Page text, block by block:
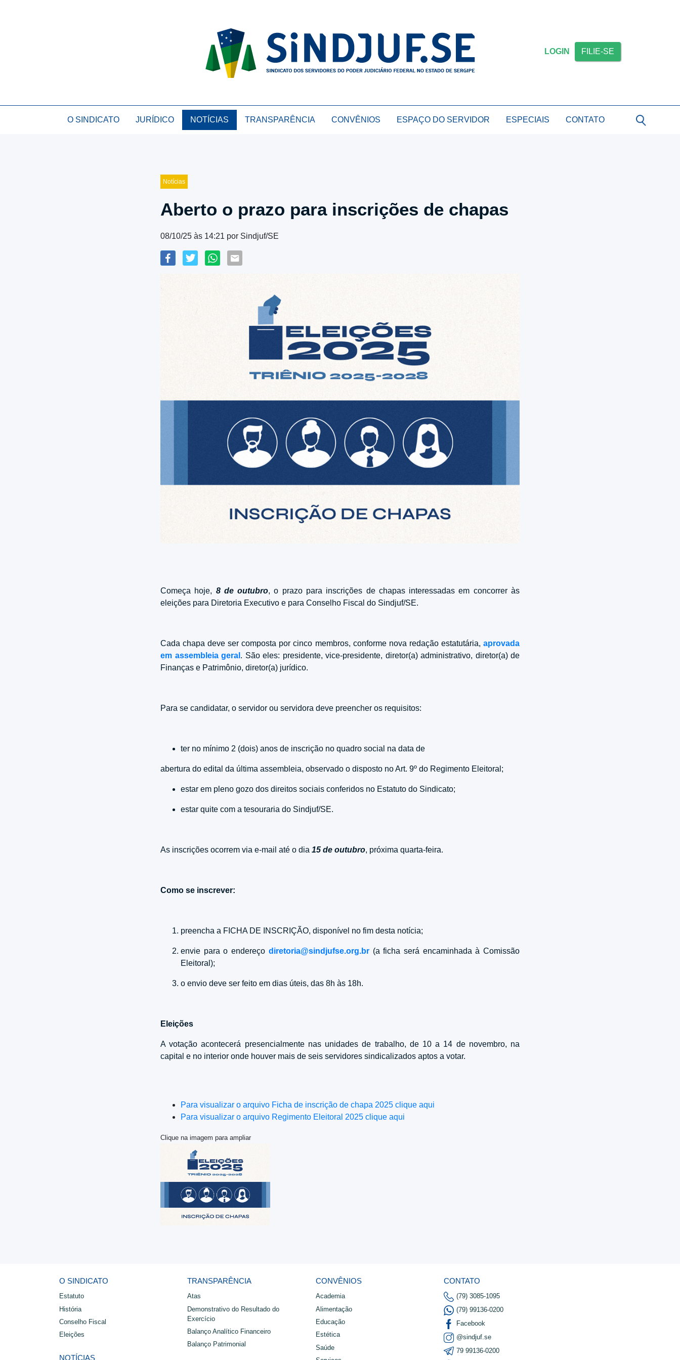
LOGIN FILIE-SE
O SINDICATO JURÍDICO NOTÍCIAS TRANSPARÊNCIA CONVÊNIOS ESPAÇO DO SERVIDOR ESPECIAIS CONTATO
Notí­cias
Aberto o prazo para inscrições de chapas
08/10/25 às 14:21 por Sindjuf/SE
Começa hoje, 8 de outubro, o prazo para inscrições de chapas interessadas em concorrer às
eleições para Diretoria Executivo e para Conselho Fiscal do Sindjuf/SE.
Cada chapa deve ser composta por cinco membros, conforme nova redação estatutária, aprovada
em assembleia geral . São eles: presidente, vice-presidente, diretor(a) administrativo, diretor(a) de
Finanças e Patrimônio, diretor(a) jurídico.
Para se candidatar, o servidor ou servidora deve preencher os requisitos:
ter no mínimo 2 (dois) anos de inscrição no quadro social na data de
abertura do edital da última assembleia, observado o disposto no Art. 9º do Regimento Eleitoral;
estar em pleno gozo dos direitos sociais conferidos no Estatuto do Sindicato;
estar quite com a tesouraria do Sindjuf/SE.
As inscrições ocorrem via e-mail até o dia 15 de outubro, próxima quarta-feira.
Como se inscrever:
preencha a FICHA DE INSCRIÇÃO, disponível no fim desta notícia;
envie para o endereço diretoria@sindjufse.org.br(a ficha será encaminhada à Comissão
Eleitoral);
o envio deve ser feito em dias úteis, das 8h às 18h.
Eleições
A votação acontecerá presencialmente nas unidades de trabalho, de 10 a 14 de novembro, na
capital e no interior onde houver mais de seis servidores sindicalizados aptos a votar.
Para visualizar o arquivo Ficha de inscrição de chapa 2025 clique aqui
Para visualizar o arquivo Regimento Eleitoral 2025 clique aqui
Clique na imagem para ampliar
O SINDICATO
Estatuto
História
Conselho Fiscal
Eleições
NOTÍCIAS
TRANSPARÊNCIA
Atas
Demonstrativo do Resultado do
Exercício
Balanço Analítico Financeiro
Balanço Patrimonial
CONVÊNIOS
Academia
Alimentação
Educação
Estética
Saúde
CONTATO
(79) 3085-1095
(79) 99136-0200
Facebook
@sindjuf.se
79 99136-0200